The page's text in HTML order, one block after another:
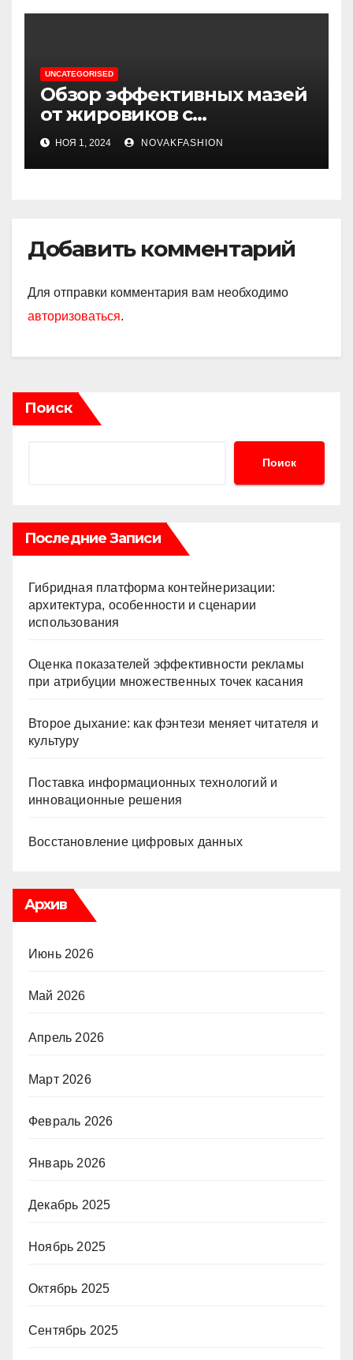
UNCATEGORISED
Обзор эффективных мазей
от жировиков с
рассасывающим эффектом
НОЯ 1, 2024 NOVAKFASHION
Добавить комментарий
Для отправки комментария вам необходимо
авторизоваться.
Поиск
Поиск
Последние Записи
Гибридная платформа контейнеризации:
архитектура, особенности и сценарии
использования
Оценка показателей эффективности рекламы
при атрибуции множественных точек касания
Второе дыхание: как фэнтези меняет читателя и
культуру
Поставка информационных технологий и
инновационные решения
Восстановление цифровых данных
Архив
Июнь 2026
Май 2026
Апрель 2026
Март 2026
Февраль 2026
Январь 2026
Декабрь 2025
Ноябрь 2025
Октябрь 2025
Сентябрь 2025